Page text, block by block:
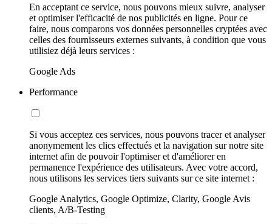
En acceptant ce service, nous pouvons mieux suivre, analyser
et optimiser l'efficacité de nos publicités en ligne. Pour ce
faire, nous comparons vos données personnelles cryptées avec
celles des fournisseurs externes suivants, à condition que vous
utilisiez déjà leurs services :
Google Ads
Performance
Si vous acceptez ces services, nous pouvons tracer et analyser
anonymement les clics effectués et la navigation sur notre site
internet afin de pouvoir l'optimiser et d'améliorer en
permanence l'expérience des utilisateurs. Avec votre accord,
nous utilisons les services tiers suivants sur ce site internet :
Google Analytics, Google Optimize, Clarity, Google Avis
clients, A/B-Testing